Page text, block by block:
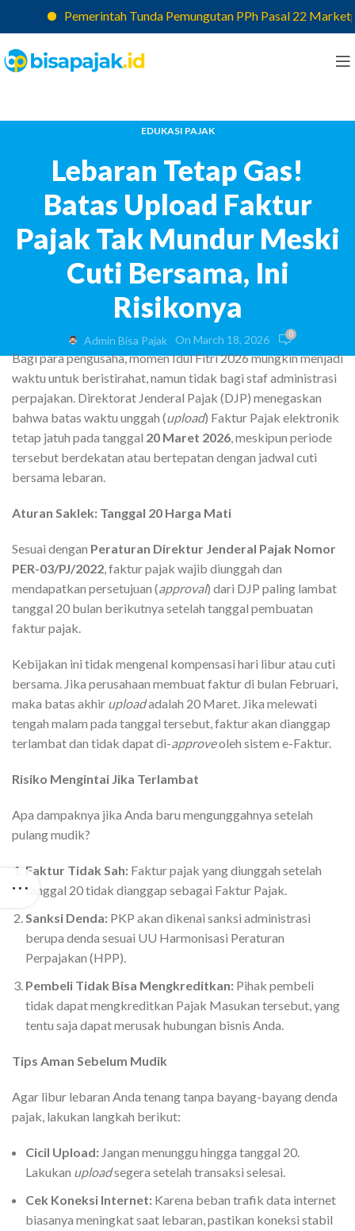
Pemerintah Tunda Pemungutan PPh Pasal 22
EDUKASI PAJAK
Lebaran Tetap Gas!
Batas Upload Faktur
Pajak Tak Mundur Meski
Cuti Bersama, Ini
Risikonya
Admin Bisa Pajak On March 18, 2026 0
Bagi para pengusaha, momen Idul Fitri 2026 mungkin menjadi
waktu untuk beristirahat, namun tidak bagi staf administrasi
perpajakan. Direktorat Jenderal Pajak (DJP) menegaskan
bahwa batas waktu unggah (upload) Faktur Pajak elektronik
tetap jatuh pada tanggal 20 Maret 2026, meskipun periode
tersebut berdekatan atau bertepatan dengan jadwal cuti
bersama lebaran.
Aturan Saklek: Tanggal 20 Harga Mati
Sesuai dengan Peraturan Direktur Jenderal Pajak Nomor
PER-03/PJ/2022, faktur pajak wajib diunggah dan
mendapatkan persetujuan (approval) dari DJP paling lambat
tanggal 20 bulan berikutnya setelah tanggal pembuatan
faktur pajak.
Kebijakan ini tidak mengenal kompensasi hari libur atau cuti
bersama. Jika perusahaan membuat faktur di bulan Februari,
maka batas akhir uploadadalah 20 Maret. Jika melewati
tengah malam pada tanggal tersebut, faktur akan dianggap
terlambat dan tidak dapat di-approveoleh sistem e-Faktur.
Risiko Mengintai Jika Terlambat
Apa dampaknya jika Anda baru mengunggahnya setelah
pulang mudik?
Faktur Tidak Sah: Faktur pajak yang diunggah setelah
tanggal 20 tidak dianggap sebagai Faktur Pajak.
Sanksi Denda: PKP akan dikenai sanksi administrasi
berupa denda sesuai UU Harmonisasi Peraturan
Perpajakan (HPP).
Pembeli Tidak Bisa Mengkreditkan: Pihak pembeli
tidak dapat mengkreditkan Pajak Masukan tersebut, yang
tentu saja dapat merusak hubungan bisnis Anda.
Tips Aman Sebelum Mudik
Agar libur lebaran Anda tenang tanpa bayang-bayang denda
pajak, lakukan langkah berikut:
Cicil Upload: Jangan menunggu hingga tanggal 20.
Lakukan uploadsegera setelah transaksi selesai.
Cek Koneksi Internet: Karena beban trafik data internet
biasanya meningkat saat lebaran, pastikan koneksi stabil